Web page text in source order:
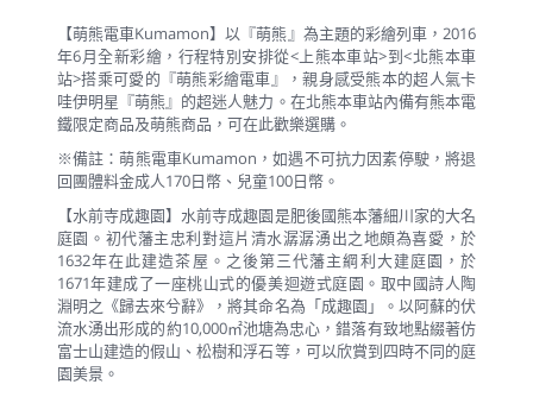
【萌熊電車Kumamon】以『萌熊』為主題的彩繪列車，2016
年6月全新彩繪，行程特別安排從<上熊本車站>到<北熊本車
站>搭乘可愛的『萌熊彩繪電車』，親身感受熊本的超人氣卡
哇伊明星『萌熊』的超迷人魅力。在北熊本車站內備有熊本電
鐵限定商品及萌熊商品，可在此歡樂選購。
※備註：萌熊電車Kumamon，如遇不可抗力因素停駛，將退
回團體料金成人170日幣、兒童100日幣。
【水前寺成趣園】水前寺成趣園是肥後國熊本藩細川家的大名
庭園。初代藩主忠利對這片清水潺潺湧出之地頗為喜愛，於
1632年在此建造茶屋。之後第三代藩主綱利大建庭園，於
1671年建成了一座桃山式的優美迴遊式庭園。取中國詩人陶
淵明之《歸去來兮辭》，將其命名為「成趣園」。以阿蘇的伏
流水湧出形成的約10,000㎡池塘為忠心，錯落有致地點綴著仿
富士山建造的假山、松樹和浮石等，可以欣賞到四時不同的庭
園美景。